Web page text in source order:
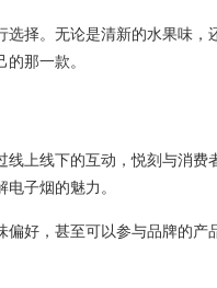
择。无论是清新的水果味，
那一款。
上线下的互动，悦刻与消费
子烟的魅力。
好，甚至可以参与品牌的产